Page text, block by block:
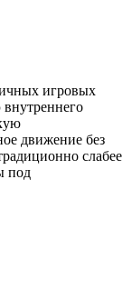
игровых
движение без
слабее
под